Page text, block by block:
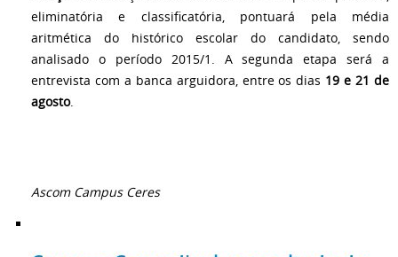
eliminatória e classificatória, pontuará pela média
aritmética do histórico escolar do candidato, sendo
analisado o período 2015/1. A segunda etapa será a
entrevista com a banca arguidora, entre os dias 19 e 21 de
agosto.
Ascom Campus Ceres